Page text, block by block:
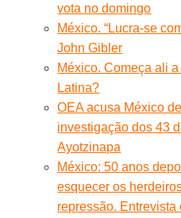
vota no domingo
México. “Lucra-se
John Gibler
México. Começa ali
Latina?
OEA acusa México
investigação dos 43
Ayotzinapa
México: 50 anos
esquecer os
repressão.